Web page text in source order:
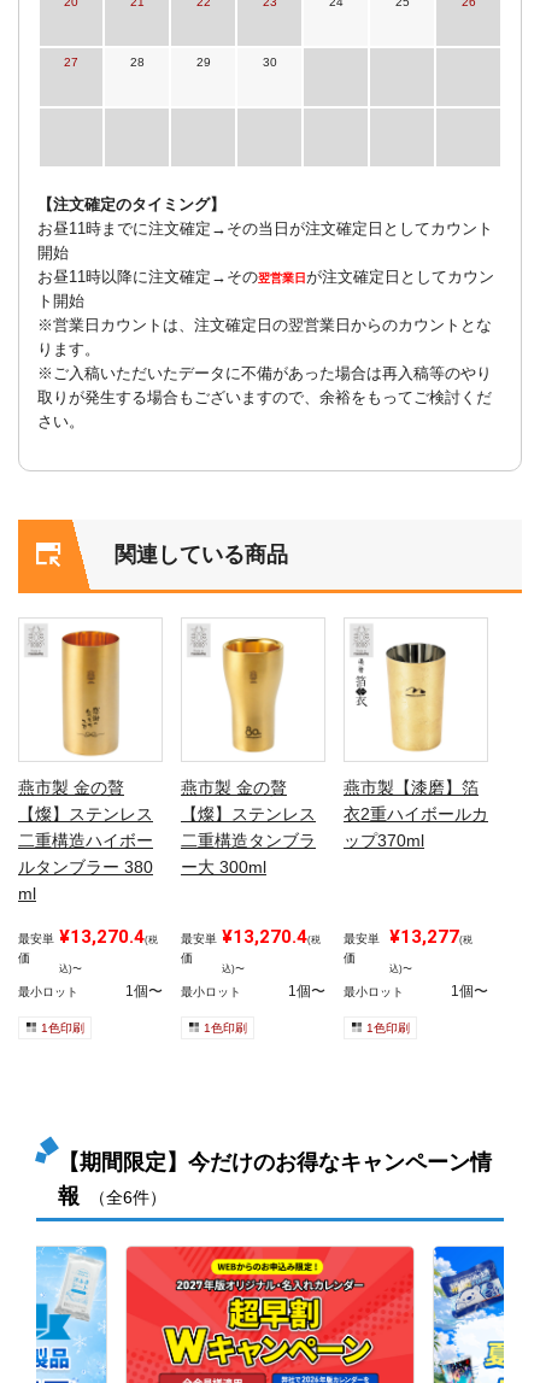
27 28 29 30
【注文確定のタイミング】
お昼11時までに注文確定→その当日が注文確定日としてカウント
開始
お昼11時以降に注文確定→その翌営業日が注文確定日としてカウン
ト開始
※営業日カウントは、注文確定日の翌営業日からのカウントとな
ります。
※ご入稿いただいたデータに不備があった場合は再入稿等のやり
取りが発生する場合もございますので、余裕をもってご検討くだ
さい。
関連している商品
燕市製 金の贅
【燦】ステンレス
二重構造ハイボー
ルタンブラー 380
ml
最安単
価
¥13,270.4(税
込)〜
最小ロット 1個〜
1色印刷
燕市製 金の贅
【燦】ステンレス
二重構造タンブラ
ー大 300ml
最安単
価
¥13,270.4(税
込)〜
最小ロット 1個〜
1色印刷
燕市製【漆磨】箔
衣2重ハイボールカ
ップ370ml
最安単
価
¥13,277(税
込)〜
最小ロット 1個〜
1色印刷
【期間限定】今だけのお得なキャンペーン情
報
（全6件）